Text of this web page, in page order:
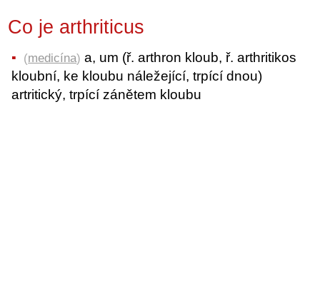
Co je arthriticus
(medicína) a, um (ř. arthron kloub, ř. arthritikos
kloubní, ke kloubu náležející, trpící dnou)
artritický, trpící zánětem kloubu